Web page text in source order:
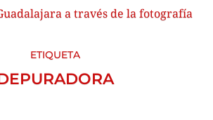
a través de la fotografía
ETIQUETA